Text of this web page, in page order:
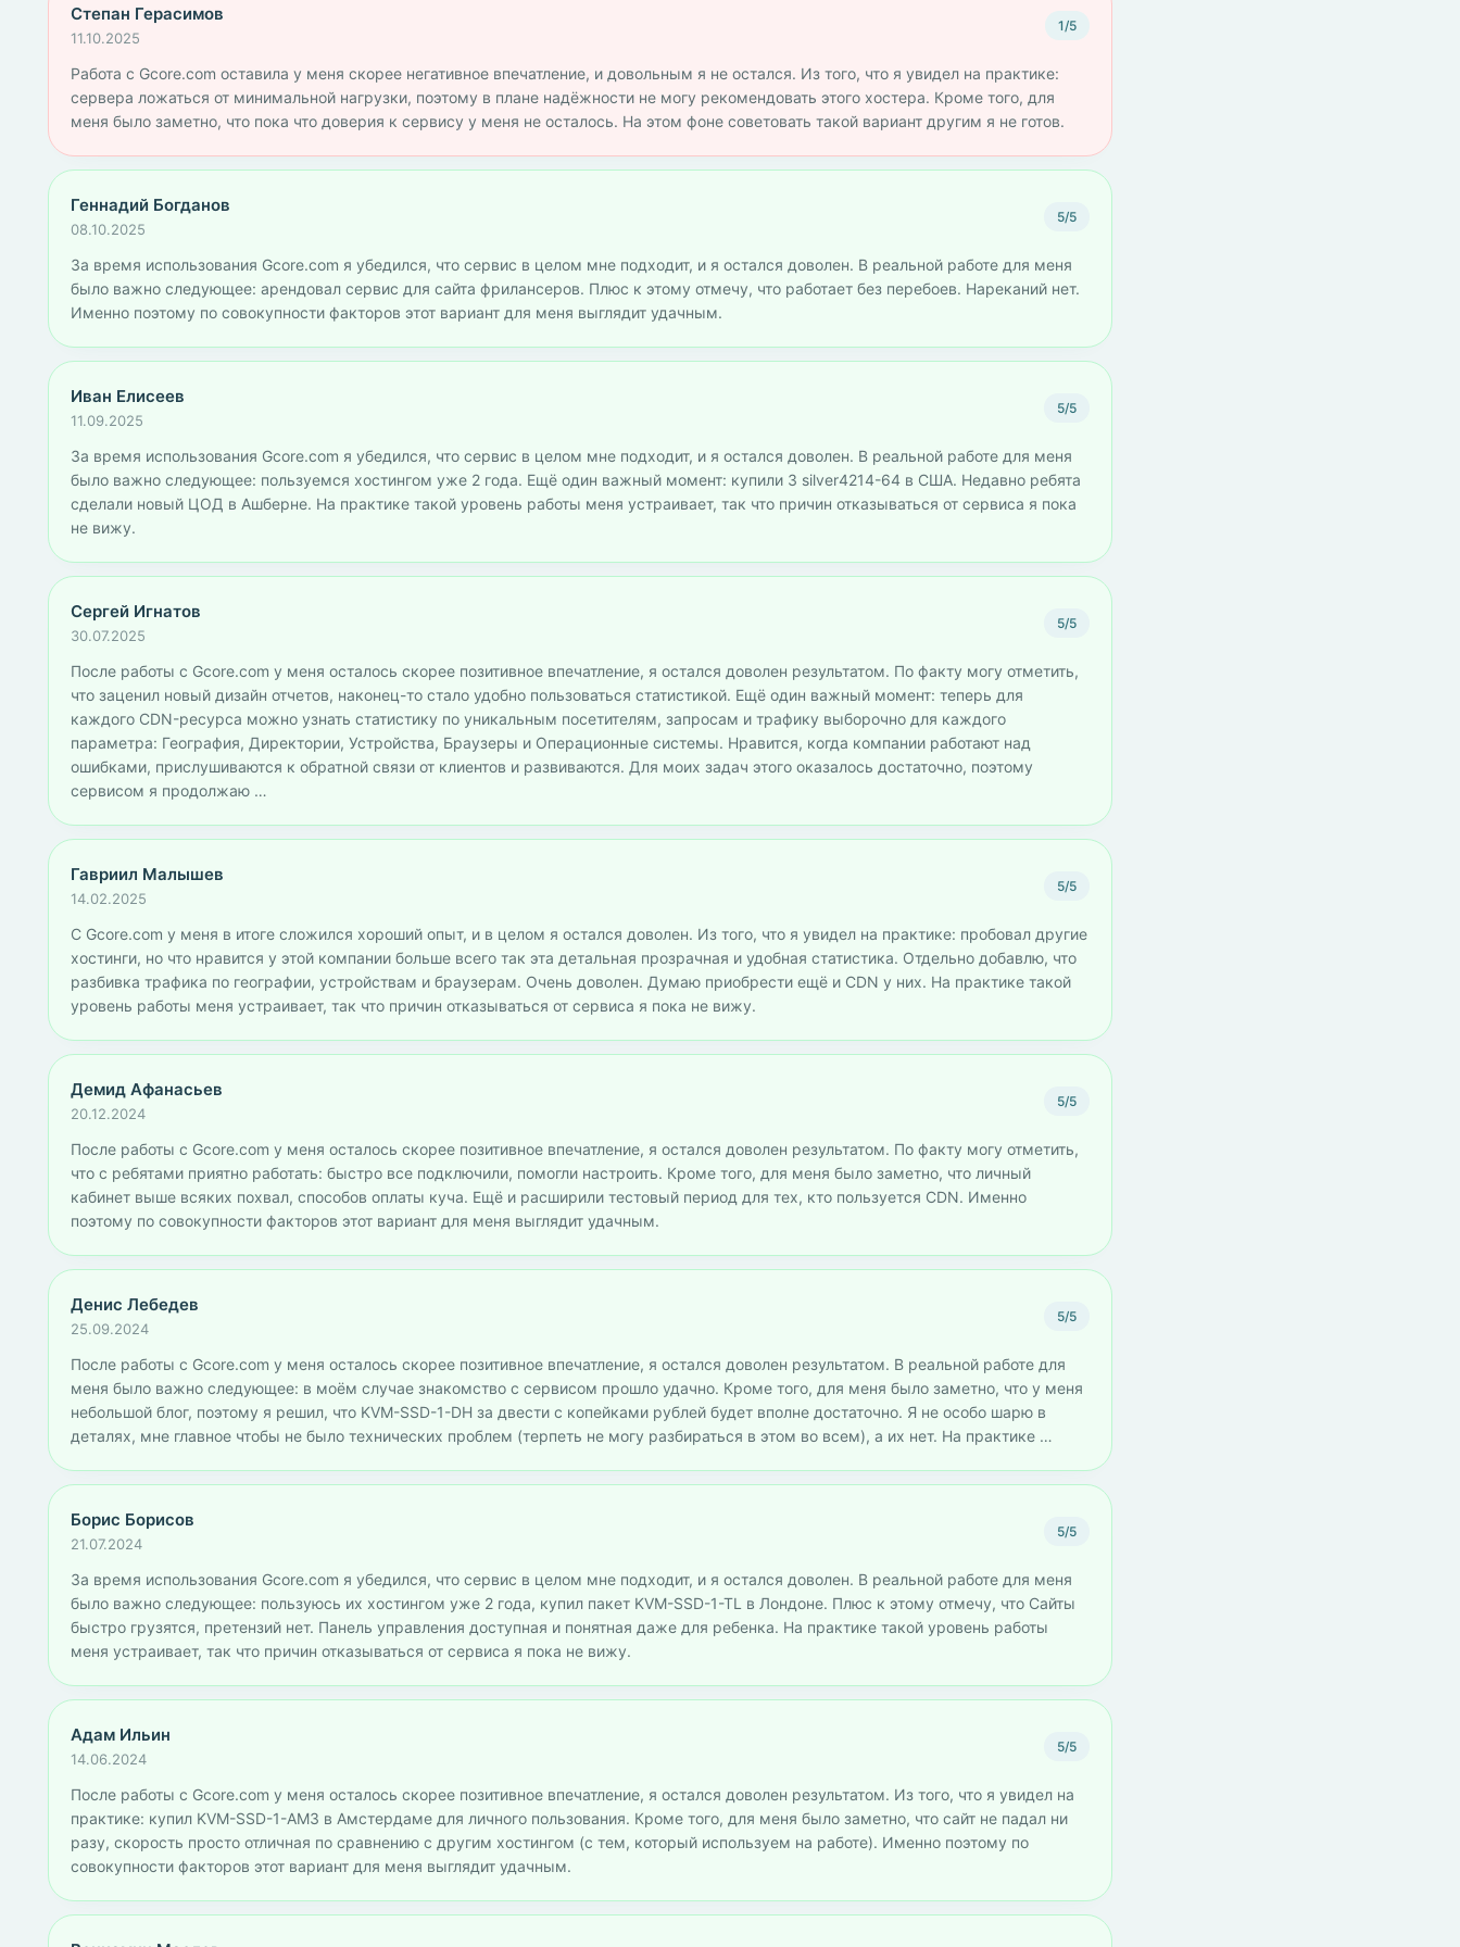
Степан Герасимов
11.10.2025
1/5
Работа с Gcore.com оставила у меня скорее негативное впечатление, и довольным я не остался. Из того, что я увидел на практике:
сервера ложаться от минимальной нагрузки, поэтому в плане надёжности не могу рекомендовать этого хостера. Кроме того, для
меня было заметно, что пока что доверия к сервису у меня не осталось. На этом фоне советовать такой вариант другим я не готов.
Геннадий Богданов
08.10.2025
5/5
За время использования Gcore.com я убедился, что сервис в целом мне подходит, и я остался доволен. В реальной работе для меня
было важно следующее: арендовал сервис для сайта фрилансеров. Плюс к этому отмечу, что работает без перебоев. Нареканий нет.
Именно поэтому по совокупности факторов этот вариант для меня выглядит удачным.
Иван Елисеев
11.09.2025
5/5
За время использования Gcore.com я убедился, что сервис в целом мне подходит, и я остался доволен. В реальной работе для меня
было важно следующее: пользуемся хостингом уже 2 года. Ещё один важный момент: купили 3 silver4214-64 в США. Недавно ребята
сделали новый ЦОД в Ашберне. На практике такой уровень работы меня устраивает, так что причин отказываться от сервиса я пока
не вижу.
Сергей Игнатов
30.07.2025
5/5
После работы с Gcore.com у меня осталось скорее позитивное впечатление, я остался доволен результатом. По факту могу отметить,
что заценил новый дизайн отчетов, наконец-то стало удобно пользоваться статистикой. Ещё один важный момент: теперь для
каждого CDN-ресурса можно узнать статистику по уникальным посетителям, запросам и трафику выборочно для каждого
параметра: География, Директории, Устройства, Браузеры и Операционные системы. Нравится, когда компании работают над
ошибками, прислушиваются к обратной связи от клиентов и развиваются. Для моих задач этого оказалось достаточно, поэтому
сервисом я продолжаю …
Гавриил Малышев
14.02.2025
5/5
С Gcore.com у меня в итоге сложился хороший опыт, и в целом я остался доволен. Из того, что я увидел на практике: пробовал другие
хостинги, но что нравится у этой компании больше всего так эта детальная прозрачная и удобная статистика. Отдельно добавлю, что
разбивка трафика по географии, устройствам и браузерам. Очень доволен. Думаю приобрести ещё и CDN у них. На практике такой
уровень работы меня устраивает, так что причин отказываться от сервиса я пока не вижу.
Демид Афанасьев
20.12.2024
5/5
После работы с Gcore.com у меня осталось скорее позитивное впечатление, я остался доволен результатом. По факту могу отметить,
что с ребятами приятно работать: быстро все подключили, помогли настроить. Кроме того, для меня было заметно, что личный
кабинет выше всяких похвал, способов оплаты куча. Ещё и расширили тестовый период для тех, кто пользуется CDN. Именно
поэтому по совокупности факторов этот вариант для меня выглядит удачным.
Денис Лебедев
25.09.2024
5/5
После работы с Gcore.com у меня осталось скорее позитивное впечатление, я остался доволен результатом. В реальной работе для
меня было важно следующее: в моём случае знакомство с сервисом прошло удачно. Кроме того, для меня было заметно, что у меня
небольшой блог, поэтому я решил, что KVM-SSD-1-DH за двести с копейками рублей будет вполне достаточно. Я не особо шарю в
деталях, мне главное чтобы не было технических проблем (терпеть не могу разбираться в этом во всем), а их нет. На практике …
Борис Борисов
21.07.2024
5/5
За время использования Gcore.com я убедился, что сервис в целом мне подходит, и я остался доволен. В реальной работе для меня
было важно следующее: пользуюсь их хостингом уже 2 года, купил пакет KVM-SSD-1-TL в Лондоне. Плюс к этому отмечу, что Cайты
быстро грузятся, претензий нет. Панель управления доступная и понятная даже для ребенка. На практике такой уровень работы
меня устраивает, так что причин отказываться от сервиса я пока не вижу.
Адам Ильин
14.06.2024
5/5
После работы с Gcore.com у меня осталось скорее позитивное впечатление, я остался доволен результатом. Из того, что я увидел на
практике: купил KVM-SSD-1-AM3 в Амстердаме для личного пользования. Кроме того, для меня было заметно, что сайт не падал ни
разу, скорость просто отличная по сравнению с другим хостингом (с тем, который используем на работе). Именно поэтому по
совокупности факторов этот вариант для меня выглядит удачным.